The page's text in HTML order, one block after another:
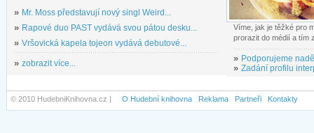
» Mr. Moss představují nový singl Weird...
» Rapové duo PAST vydává svou pátou desku...
» Vršovická kapela tojeon vydává debutové...
» zobrazit více...
Víme, jak je těžké pro
prorazit do médií a tím
» Podporujeme
» Zadání profilu
© 2010 HudebniKnihovna.cz | O Hudební knihovna Reklama Partneři Kontakty